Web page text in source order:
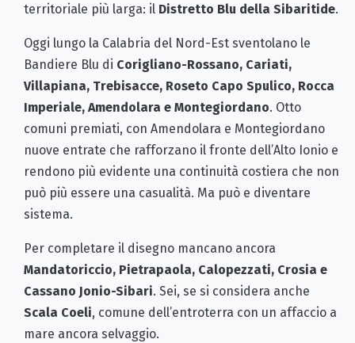
territoriale più larga: il Distretto Blu della Sibaritide.
Oggi lungo la Calabria del Nord-Est sventolano le
Bandiere Blu di Corigliano-Rossano, Cariati,
Villapiana, Trebisacce, Roseto Capo Spulico, Rocca
Imperiale, Amendolara e Montegiordano. Otto
comuni premiati, con Amendolara e Montegiordano
nuove entrate che rafforzano il fronte dell’Alto Ionio e
rendono più evidente una continuità costiera che non
può più essere una casualità. Ma può e diventare
sistema.
Per completare il disegno mancano ancora
Mandatoriccio, Pietrapaola, Calopezzati, Crosia e
Cassano Jonio-Sibari. Sei, se si considera anche
Scala Coeli, comune dell’entroterra con un affaccio a
mare ancora selvaggio.